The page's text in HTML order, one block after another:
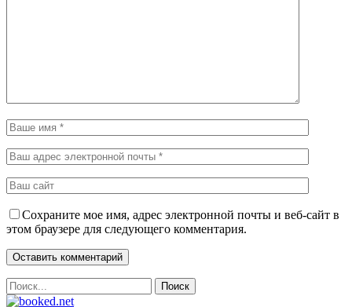
Сохраните мое имя, адрес электронной почты и веб-сайт в
этом браузере для следующего комментария.